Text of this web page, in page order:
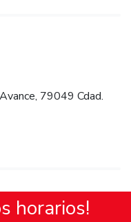
79049 Cdad.
horarios!